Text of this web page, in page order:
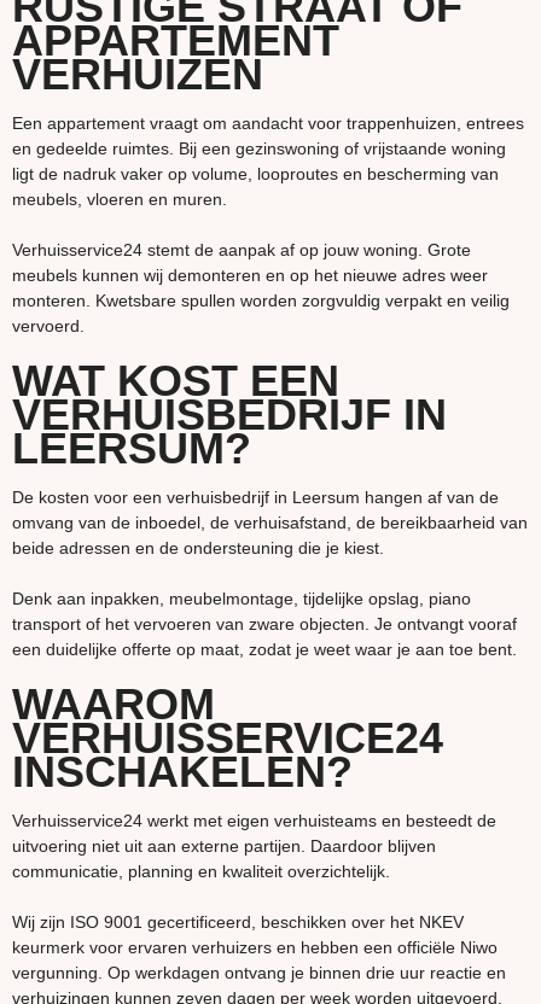
APPARTEMENT
VERHUIZEN
Een appartement vraagt om aandacht voor trappenhuizen, entrees
en gedeelde ruimtes. Bij een gezinswoning of vrijstaande woning
ligt de nadruk vaker op volume, looproutes en bescherming van
meubels, vloeren en muren.
Verhuisservice24 stemt de aanpak af op jouw woning. Grote
meubels kunnen wij demonteren en op het nieuwe adres weer
monteren. Kwetsbare spullen worden zorgvuldig verpakt en veilig
vervoerd.
WAT KOST EEN
VERHUISBEDRIJF IN
LEERSUM?
De kosten voor een verhuisbedrijf in Leersum hangen af van de
omvang van de inboedel, de verhuisafstand, de bereikbaarheid van
beide adressen en de ondersteuning die je kiest.
Denk aan inpakken, meubelmontage, tijdelijke opslag, piano
transport of het vervoeren van zware objecten. Je ontvangt vooraf
een duidelijke offerte op maat, zodat je weet waar je aan toe bent.
WAAROM
VERHUISSERVICE24
INSCHAKELEN?
Verhuisservice24 werkt met eigen verhuisteams en besteedt de
uitvoering niet uit aan externe partijen. Daardoor blijven
communicatie, planning en kwaliteit overzichtelijk.
Wij zijn ISO 9001 gecertificeerd, beschikken over het NKEV
keurmerk voor ervaren verhuizers en hebben een officiële Niwo
vergunning. Op werkdagen ontvang je binnen drie uur reactie en
verhuizingen kunnen zeven dagen per week worden uitgevoerd.